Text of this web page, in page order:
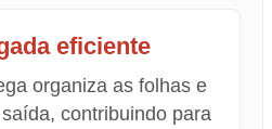
eficiente
organiza as folhas e
contribuindo para